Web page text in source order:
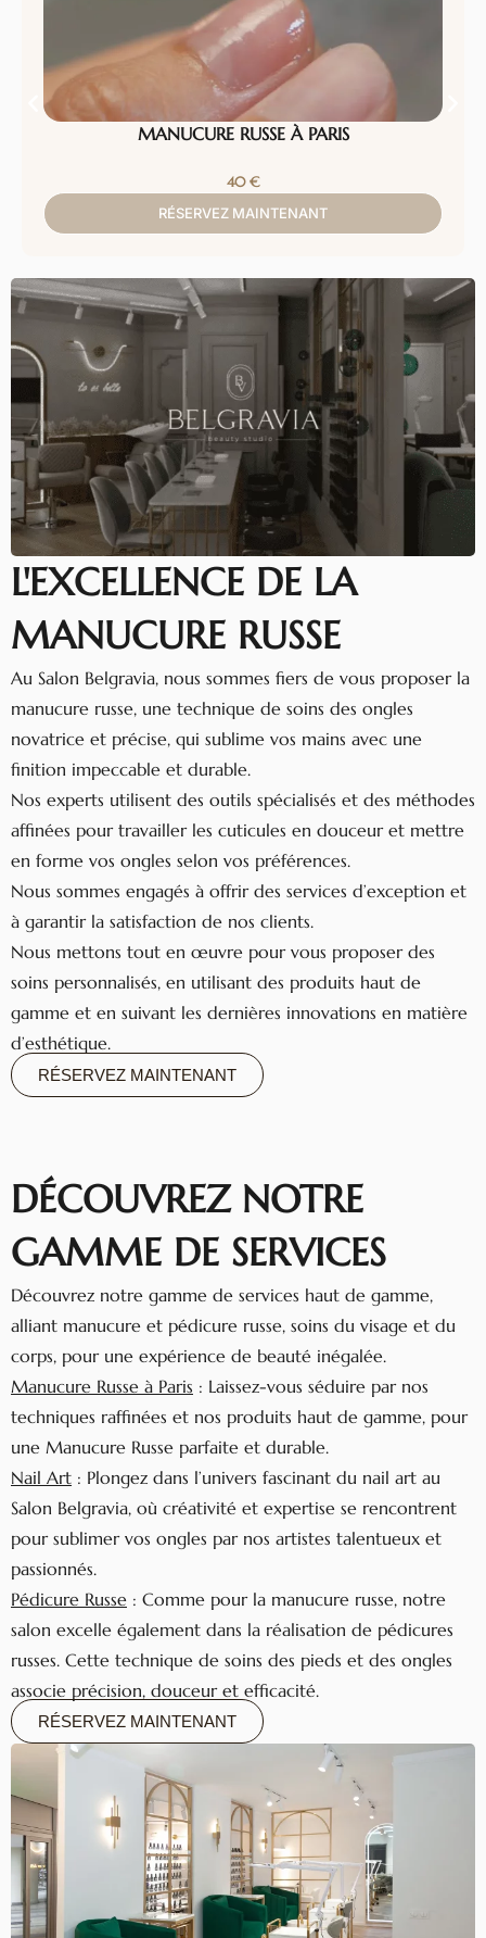
MANUCURE RUSSE À PARIS
40€
RÉSERVEZ MAINTENANT
L'EXCELLENCE DE LA
MANUCURE RUSSE
Au Salon Belgravia, nous sommes fiers de vous proposer la
manucure russe, une technique de soins des ongles
novatrice et précise, qui sublime vos mains avec une
finition impeccable et durable.
Nos experts utilisent des outils spécialisés et des méthodes
affinées pour travailler les cuticules en douceur et mettre
en forme vos ongles selon vos préférences.
Nous sommes engagés à offrir des services d’exception et
à garantir la satisfaction de nos clients.
Nous mettons tout en œuvre pour vous proposer des
soins personnalisés, en utilisant des produits haut de
gamme et en suivant les dernières innovations en matière
d’esthétique.
RÉSERVEZ MAINTENANT
DÉCOUVREZ NOTRE
GAMME DE SERVICES
Découvrez notre gamme de services haut de gamme,
alliant manucure et pédicure russe, soins du visage et du
corps, pour une expérience de beauté inégalée.
Manucure Russe à Paris : Laissez-vous séduire par nos
techniques raffinées et nos produits haut de gamme, pour
une Manucure Russe parfaite et durable.
Nail Art : Plongez dans l’univers fascinant du nail art au
Salon Belgravia, où créativité et expertise se rencontrent
pour sublimer vos ongles par nos artistes talentueux et
passionnés.
Pédicure Russe : Comme pour la manucure russe, notre
salon excelle également dans la réalisation de pédicures
russes. Cette technique de soins des pieds et des ongles
associe précision, douceur et efficacité.
RÉSERVEZ MAINTENANT